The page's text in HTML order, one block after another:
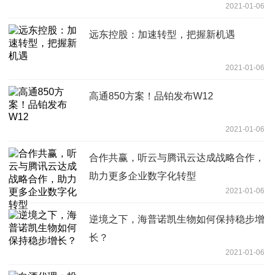
2021-01-06
远东控股：加速转型，把握新机遇
2021-01-06
高通850方案！品铂发布W12
2021-01-06
合作共赢，听云与腾讯云达成战略合作，
助力更多企业数字化转型
2021-01-06
逆境之下，海普诺凯生物如何保持稳步增
长？
2021-01-06